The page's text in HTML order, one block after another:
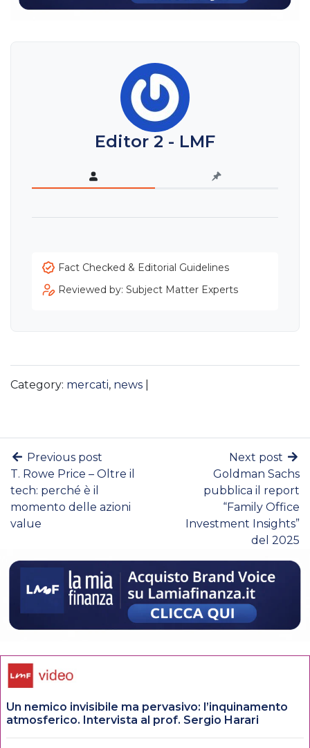
Editor 2 - LMF
Fact Checked & Editorial Guidelines
Reviewed by: Subject Matter Experts
Category: mercati, news
Previous post
T. Rowe Price – Oltre il
tech: perché è il
momento delle azioni
value
Next post
Goldman Sachs
pubblica il report
“Family Office
Investment Insights”
del 2025
Un nemico invisibile ma pervasivo: l’inquinamento
atmosferico. Intervista al prof. Sergio Harari